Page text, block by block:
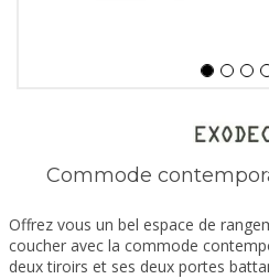
Commode
Offrez vous un bel espace de
coucher avec la commode
deux tiroirs et ses deux portes